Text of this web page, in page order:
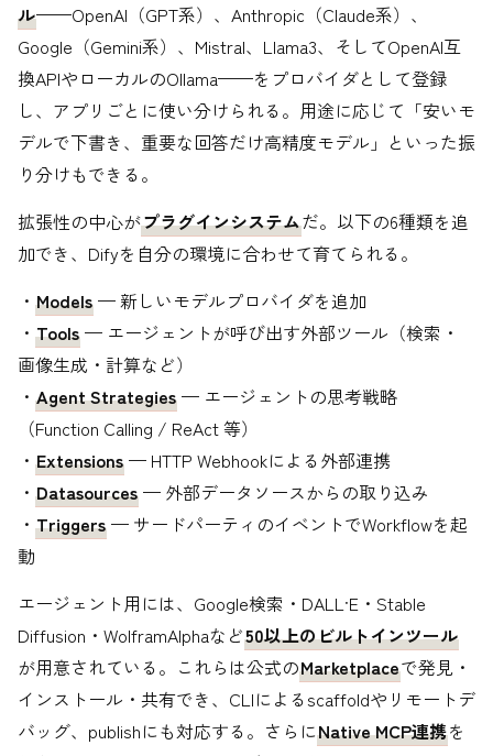
ル——OpenAI（GPT系）、Anthropic（Claude系）、
Google（Gemini系）、Mistral、Llama3、そしてOpenAI互
換APIやローカルのOllama——をプロバイダとして登録
し、アプリごとに使い分けられる。用途に応じて「安いモ
デルで下書き、重要な回答だけ高精度モデル」といった振
り分けもできる。
拡張性の中心がプラグインシステムだ。以下の6種類を追
加でき、Difyを自分の環境に合わせて育てられる。
・ Models — 新しいモデルプロバイダを追加
・ Tools — エージェントが呼び出す外部ツール（検索・
画像生成・計算など）
・ Agent Strategies — エージェントの思考戦略
（Function Calling / ReAct 等）
・ Extensions — HTTP Webhookによる外部連携
・ Datasources — 外部データソースからの取り込み
・ Triggers — サードパーティのイベントでWorkflowを起
動
エージェント用には、Google検索・DALL·E・Stable
Diffusion・WolframAlphaなど50以上のビルトインツール
が用意されている。これらは公式のMarketplaceで発見・
インストール・共有でき、CLIによるscaffoldやリモートデ
バッグ、publishにも対応する。さらにNative MCP連携を